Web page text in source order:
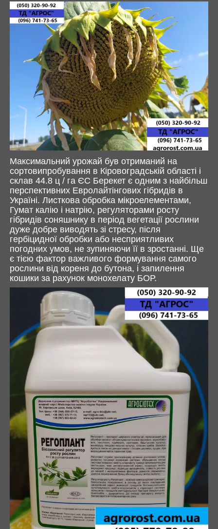
Максимальний урожай був отриманий на
сортовипробування в Кіровоградській області і
склав 44.8 ц / га ЄС Берекет є одним з найбільш
перспективних Евролайтінгових гібридів в
Україні. Листкова обробка мікроелементами,
Гумат калію і натрію, регуляторами росту
гібридів соняшнику в період вегетації рослини
дуже добре виводять зі стресу, після
гербіцидної обробки або несприятливих
погодних умов, не зупиняючи її в зростанні. Ще
є тією фактор важливого формування самого
рослини від кореня до бутона, і запилення
кошики за рахунок монохелату БОР.